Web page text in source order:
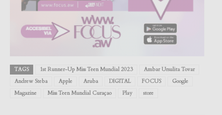
TAGS 1st Runner-Up Miss Teen Mundial 2023
Ambar Ursulita Tovar
Andrew Steba
Apple Aruba DIGITAL FOCUS
Google
Magazine
Miss Teen Mundial Curaçao Play store